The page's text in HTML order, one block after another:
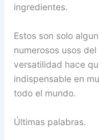
ingredientes.
Estos son solo
numerosos usos
versatilidad hace
indispensable en
todo el mundo.
Últimas palabras.